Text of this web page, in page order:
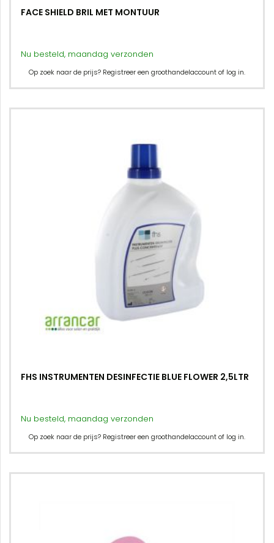
FACE SHIELD BRIL MET MONTUUR
Nu besteld, maandag verzonden
Op zoek naar de prijs? Registreer een groothandelaccount of log in.
FHS INSTRUMENTEN DESINFECTIE BLUE FLOWER 2,5LTR
Nu besteld, maandag verzonden
Op zoek naar de prijs? Registreer een groothandelaccount of log in.